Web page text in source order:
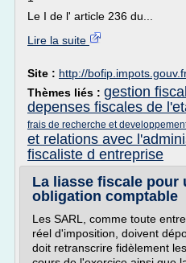
Le I de l' article 236 du...
Lire la suite
Site : http://
Thèmes liés : gestion
depenses fiscales de
frais de recherche et
et relations avec
fiscaliste d entreprise
La liasse fiscale pour
obligation comptable
Les SARL, comme toute
réel d'imposition, doivent
doit retranscrire fidèlement